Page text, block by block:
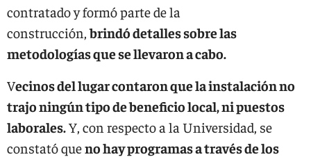
contratado y formó parte de la
construcción,brindó detalles sobre las
metodologías que se llevaron a cabo.
Vecinos del lugar contaron que la instalación no
trajo ningún tipo de beneficio local, ni puestos
laborales.Y, con respecto a la Universidad, se
constató queno hay programas a través de los